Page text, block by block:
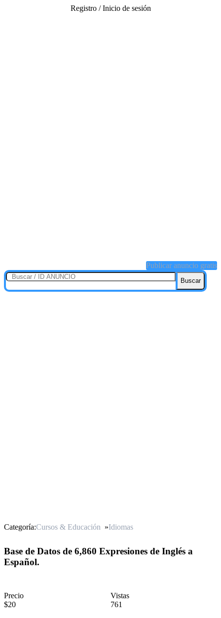
Registro / Inicio de sesión
Publicar anuncio gratis
Buscar
Categoría:Cursos & Educación »Idiomas
Base de Datos de 6,860 Expresiones de Inglés a
Español.
Precio
$20
Vistas
761